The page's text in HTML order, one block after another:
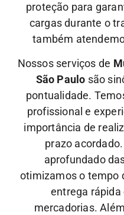
proteção para
cargas durante o
também
Nossos serviços de
São Paulo são
pontualidade.
profissional e
importância de
prazo
aprofundado
otimizamos o tempo
entrega
mercadorias.